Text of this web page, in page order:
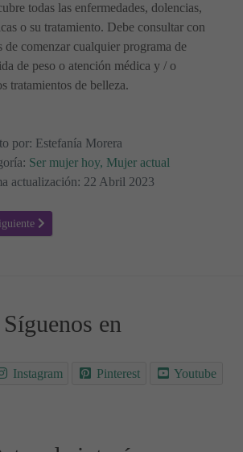
todas las enfermedades, dolencias,
o su tratamiento. Debe consultar con
de comenzar cualquier programa de
de peso o atención médica y / o
tratamientos de belleza.
por: Estefanía Morera
Ser mujer hoy, Mujer actual
actualización: 22 Abril 2023
Estrategias de Automotivación para alcanzar tus
siguiente: El papel esencial del Padre en la
Síguenos en
Instagram Pinterest Youtube